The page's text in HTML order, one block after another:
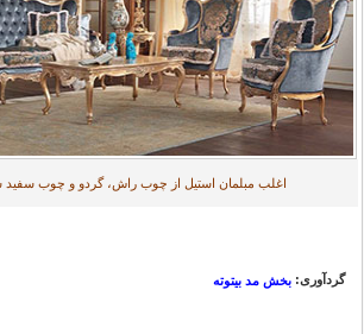
اغلب مبلمان استیل از چوب راش، گردو و چوب
گردآوری: بخش مد بیتوته